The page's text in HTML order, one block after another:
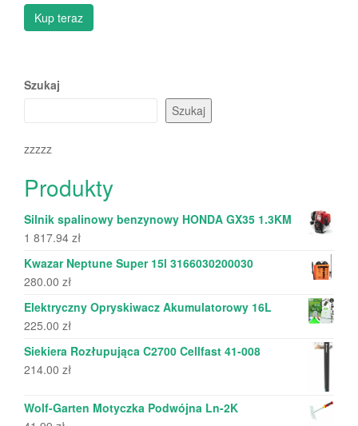
Kup teraz
Szukaj
Szukaj
zzzzz
Produkty
Silnik spalinowy benzynowy HONDA GX35 1.3KM
1 817.94 zł
Kwazar Neptune Super 15l 3166030200030
280.00 zł
Elektryczny Opryskiwacz Akumulatorowy 16L
225.00 zł
Siekiera Rozłupująca C2700 Cellfast 41-008
214.00 zł
Wolf-Garten Motyczka Podwójna Ln-2K